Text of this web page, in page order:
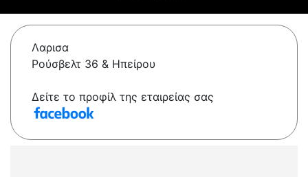
Λαρισα
Ρούσβελτ 36 & Ηπείρου
Δείτε το προφίλ της εταιρείας σας